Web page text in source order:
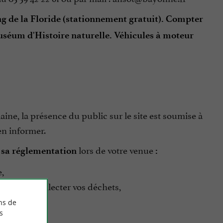
de la Floride (stationnement gratuit). Compter
d'Histoire naturelle. Véhicules à moteur
la présence du public sur le site est soumise à
informer.
réglementation lors de votre venue :
afin de collecter vos déchets,
de